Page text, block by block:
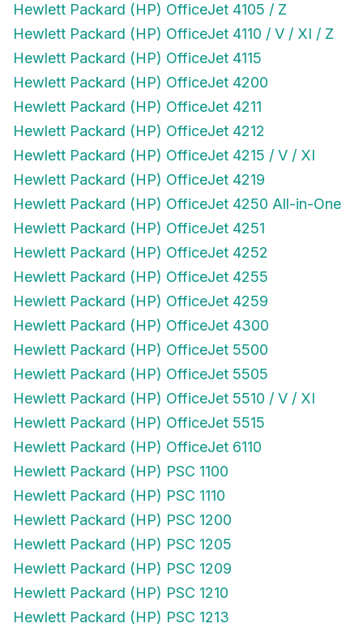
Hewlett Packard (HP) OfficeJet 4105 / Z
Hewlett Packard (HP) OfficeJet 4110 / V / XI / Z
Hewlett Packard (HP) OfficeJet 4115
Hewlett Packard (HP) OfficeJet 4200
Hewlett Packard (HP) OfficeJet 4211
Hewlett Packard (HP) OfficeJet 4212
Hewlett Packard (HP) OfficeJet 4215 / V / XI
Hewlett Packard (HP) OfficeJet 4219
Hewlett Packard (HP) OfficeJet 4250 All-in-One
Hewlett Packard (HP) OfficeJet 4251
Hewlett Packard (HP) OfficeJet 4252
Hewlett Packard (HP) OfficeJet 4255
Hewlett Packard (HP) OfficeJet 4259
Hewlett Packard (HP) OfficeJet 4300
Hewlett Packard (HP) OfficeJet 5500
Hewlett Packard (HP) OfficeJet 5505
Hewlett Packard (HP) OfficeJet 5510 / V / XI
Hewlett Packard (HP) OfficeJet 5515
Hewlett Packard (HP) OfficeJet 6110
Hewlett Packard (HP) PSC 1100
Hewlett Packard (HP) PSC 1110
Hewlett Packard (HP) PSC 1200
Hewlett Packard (HP) PSC 1205
Hewlett Packard (HP) PSC 1209
Hewlett Packard (HP) PSC 1210
Hewlett Packard (HP) PSC 1213